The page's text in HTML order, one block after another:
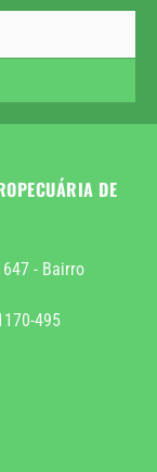
DE
- Bairro
495